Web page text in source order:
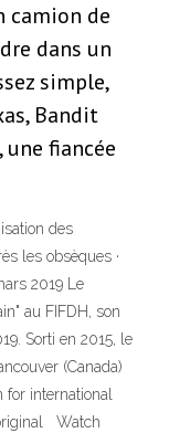
camion de
dans un
simple,
Bandit
fiancée
des
les obsèques ·
2019 Le
au FIFDH, son
Sorti en 2015, le
(Canada)
for international
Watch